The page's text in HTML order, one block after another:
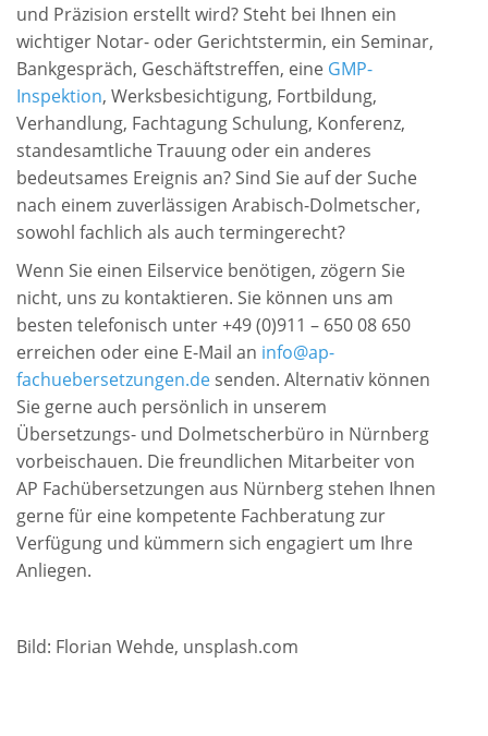
und Präzision erstellt wird? Steht bei Ihnen ein
wichtiger Notar- oder Gerichtstermin, ein Seminar,
Bankgespräch, Geschäftstreffen, eine GMP-
Inspektion, Werksbesichtigung, Fortbildung,
Verhandlung, Fachtagung Schulung, Konferenz,
standesamtliche Trauung oder ein anderes
bedeutsames Ereignis an? Sind Sie auf der Suche
nach einem zuverlässigen Arabisch-Dolmetscher,
sowohl fachlich als auch termingerecht?
Wenn Sie einen Eilservice benötigen, zögern Sie
nicht, uns zu kontaktieren. Sie können uns am
besten telefonisch unter +49 (0)911 – 650 08 650
erreichen oder eine E-Mail an info@ap-
fachuebersetzungen.de senden. Alternativ können
Sie gerne auch persönlich in unserem
Übersetzungs- und Dolmetscherbüro in Nürnberg
vorbeischauen. Die freundlichen Mitarbeiter von
AP Fachübersetzungen aus Nürnberg stehen Ihnen
gerne für eine kompetente Fachberatung zur
Verfügung und kümmern sich engagiert um Ihre
Anliegen.
Bild: Florian Wehde, unsplash.com